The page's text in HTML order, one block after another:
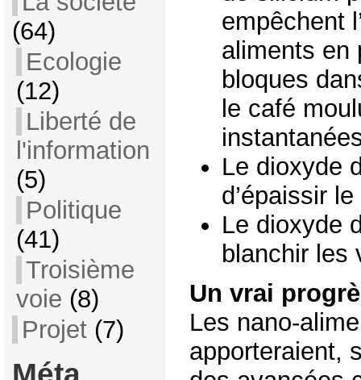
(64)
Ecologie
(12)
Liberté de
l'information
(5)
Politique
(41)
Troisième
voie (8)
Projet(7)
empêchent
aliments en
bloques
le café
Le dioxyde
d’épaissir
Le dioxyde
blanchir les
Un vrai
Les nano-
apporteraient,